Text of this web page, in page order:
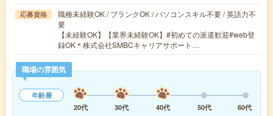
応募資格
職種未経験OK / ブランクOK / パソコンスキル不要 / 英語力不
要
【未経験OK】【業界未経験OK】#初めての派遣歓迎#web登
録OK＊株式会社SMBCキャリアサポート…
職場の雰囲気
年齢層
20代
30代 40代 50代
60代